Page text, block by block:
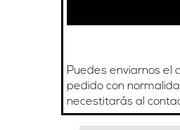
Puedes enviarnos el
pedido con
necestitarás al